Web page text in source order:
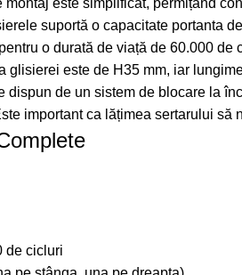
montaj este simplificat, permițând
suportă o capacitate portanta
o durată de viață de 60.000
glisierei este de H35 mm, iar
dispun de un sistem de blocare la
important ca lățimea sertarului
de cicluri